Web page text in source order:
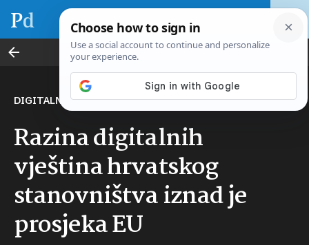
Smart Industry
DIGITALNA PISMENOST
Razina digitalnih
vještina hrvatskog
stanovništva iznad je
prosjeka EU